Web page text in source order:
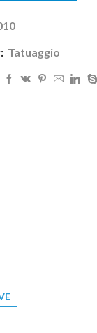
Tatuaggio